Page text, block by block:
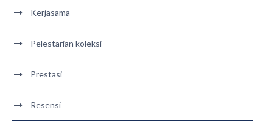
Kerjasama
Pelestarian koleksi
Prestasi
Resensi